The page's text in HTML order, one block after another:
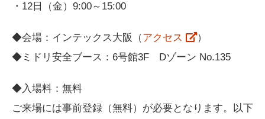
・12日（金）9:00～15:00
◆会場：インテックス大阪（アクセス
）
◆ミドリ安全ブース：6号館3F Dゾーン No.135
◆入場料：無料
ご来場には事前登録（無料）が必要となります。以下